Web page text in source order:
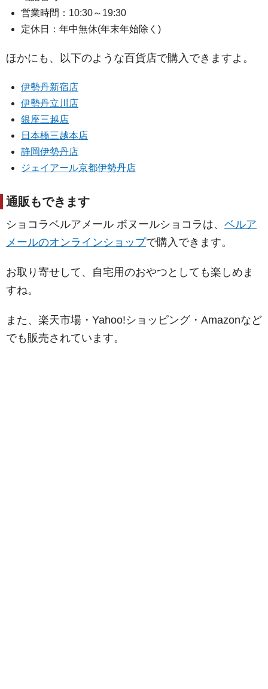
営業時間：10:30～19:30
定休日：年中無休(年末年始除く)
ほかにも、以下のような百貨店で購入できますよ。
伊勢丹新宿店
伊勢丹立川店
銀座三越店
日本橋三越本店
静岡伊勢丹店
ジェイアール京都伊勢丹店
通販もできます
ショコラベルアメール ボヌールショコラは、 ベルア
メールのオンラインショップで購入できます。
お取り寄せして、自宅用のおやつとしても楽しめま
すね。
また、楽天市場・Yahoo!ショッピング・Amazonなど
でも販売されています。